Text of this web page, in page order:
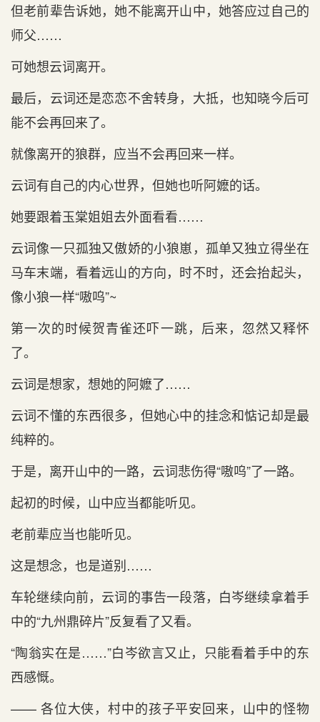
但老前辈告诉她，她不能离开山中，她答应过自己的
师父……
可她想云词离开。
最后，云词还是恋恋不舍转身，大抵，也知晓今后可
能不会再回来了。
就像离开的狼群，应当不会再回来一样。
云词有自己的内心世界，但她也听阿嬷的话。
她要跟着玉棠姐姐去外面看看……
云词像一只孤独又傲娇的小狼崽，孤单又独立得坐在
马车末端，看着远山的方向，时不时，还会抬起头，
像小狼一样“嗷呜”~
第一次的时候贺青雀还吓一跳，后来，忽然又释怀
了。
云词是想家，想她的阿嬷了……
云词不懂的东西很多，但她心中的挂念和惦记却是最
纯粹的。
于是，离开山中的一路，云词悲伤得“嗷呜”了一路。
起初的时候，山中应当都能听见。
老前辈应当也能听见。
这是想念，也是道别……
车轮继续向前，云词的事告一段落，白岑继续拿着手
中的“九州鼎碎片”反复看了又看。
“陶翁实在是……”白岑欲言又止，只能看着手中的东
西感慨。
—— 各位大侠，村中的孩子平安回来，山中的怪物